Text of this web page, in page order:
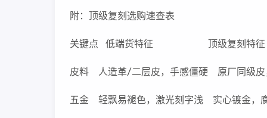
附：顶级复刻选购速查表
关键点 低端货特征 顶级复刻特征
皮料 人造革/二层皮，手感僵硬 原厂同级
五金 轻飘易褪色，激光刻字浅 实心镀金，